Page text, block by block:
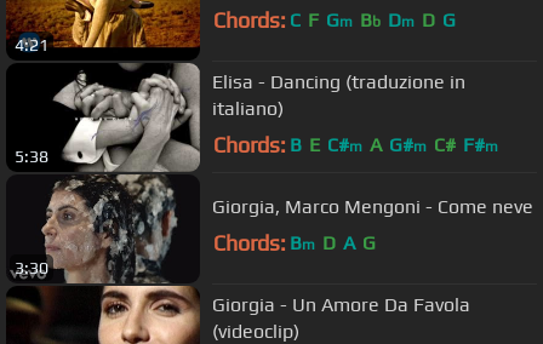
4:21
Chords: C F Gm Bb Dm D G
5:38
Elisa - Dancing (traduzione in
italiano)
Chords: B E C#m A G#m C# F#m
3:30
Giorgia, Marco Mengoni - Come neve
Chords: Bm D A G
Giorgia - Un Amore Da Favola
(videoclip)